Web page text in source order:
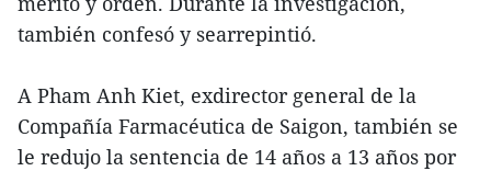
también confesó y searrepintió.
A Pham Anh Kiet, exdirector general de la
Compañía Farmacéutica de Saigon, también se
le redujo la sentencia de 14 años a 13 años por